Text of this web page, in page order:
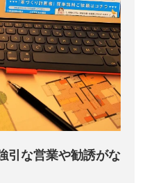
引な営業や勧誘がな